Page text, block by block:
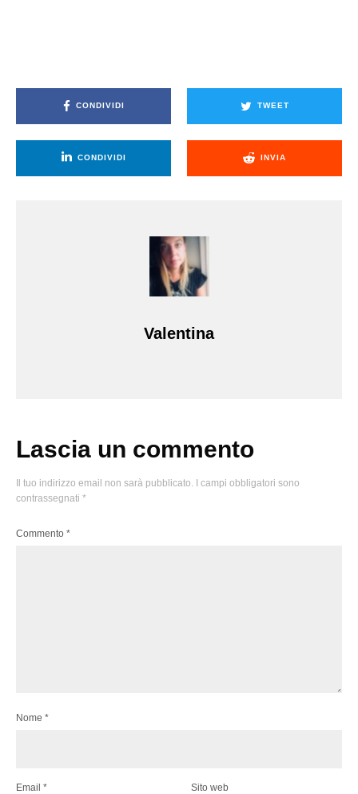
CONDIVIDI TWEET
CONDIVIDI INVIA
Valentina
Lascia un commento
Il tuo indirizzo email non sarà pubblicato. I campi obbligatori sono
contrassegnati *
Commento *
Nome *
Email * Sito web